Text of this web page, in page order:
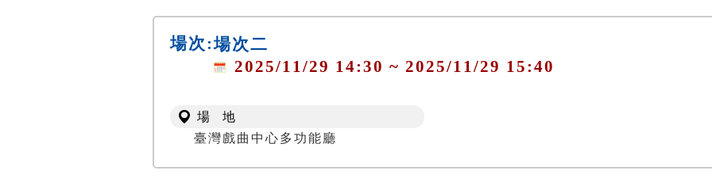
場次:場次二
2025/11/29 14:30 ~ 2025/11/29 15:40
場 地
臺灣戲曲中心多功能廳